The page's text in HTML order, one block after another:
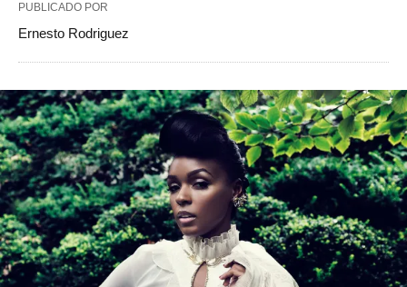
PUBLICADO POR
Ernesto Rodriguez